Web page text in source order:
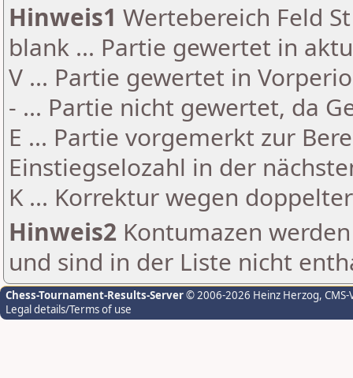
Hinweis1 Wertebereich Feld
blank ... Partie gewertet in
V ... Partie gewertet in
- ... Partie nicht gewertet, da
E ... Partie vorgemerkt zur
Einstiegselozahl in der
K ... Korrektur wegen
Hinweis2 Kontumazen
und sind in der Liste nicht
Chess-Tournament-Results-Server© 2006-2026 Heinz Herzog,
Legal details/Terms of use